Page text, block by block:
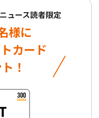
ュース読者限定
様に
カード
！